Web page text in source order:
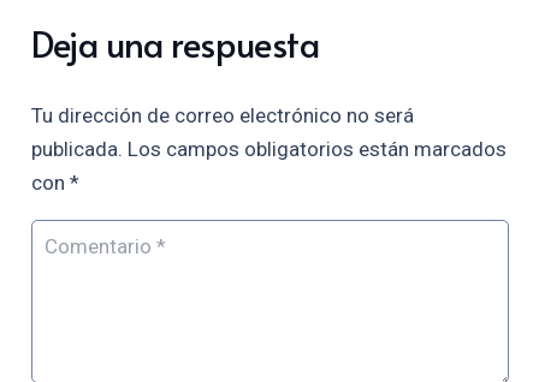
Deja una respuesta
Tu dirección de correo electrónico no será
publicada. Los campos obligatorios están marcados
con *